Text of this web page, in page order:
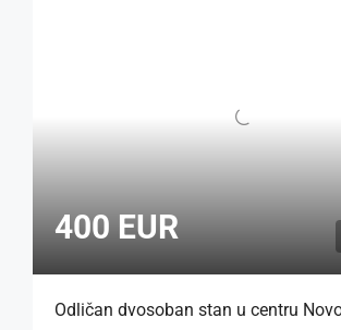
400 EUR
Odličan dvosoban stan u centru